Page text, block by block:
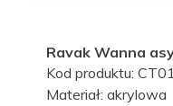
Ravak Wanna
Kod produktu:
Materiał: akrylowa